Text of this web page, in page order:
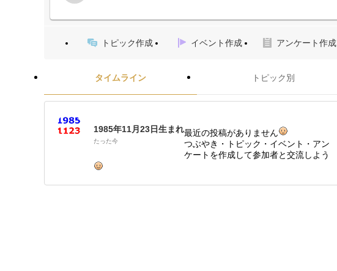
トピック作成 イベント作成 アンケート作成
タイムライン トピック別
1985年11月23日生まれ
たった今
最近の投稿がありません
つぶやき・トピック・イベント・アン
ケートを作成して参加者と交流しよう